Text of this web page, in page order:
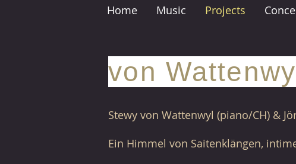
Home Music Projects
von
Stewy von Wattenwyl (piano/CH) &
Ein Himmel von Saitenklängen,